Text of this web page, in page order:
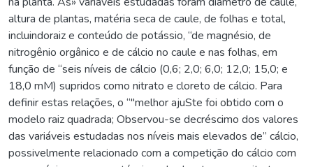
altura de plantas, matéria seca de caule, de folhas e total,
incluindoraiz e conteúdo de potássio, “de magnésio, de
nitrogênio orgânico e de cálcio no caule e nas folhas, em
função de “seis níveis de cálcio (0,6; 2,0; 6,0; 12,0; 15,0; e
18,0 mM) supridos como nitrato e cloreto de cálcio. Para
definir estas relações, o “"melhor ajuSte foi obtido com o
modelo raiz quadrada; Observou-se decréscimo dos valores
das variáveis estudadas nos níveis mais elevados de” cálcio,
possivelmente relacionado com a competição do cálcio com